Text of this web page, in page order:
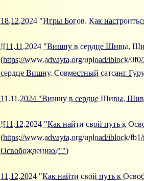
18.12.2024 "Игры Богов. Как
![11.11.2024 "Вишну в сердце Шивы,
(https://www.advayta.org/upload/iblock/
сердце Вишну. Совместный сатсанг
11.11.2024 "Вишну в сердце Шивы,
![11.12.2024 "Как найти свой путь к
(https://www.advayta.org/upload/iblock/
Освобождению?"")
11.12.2024 "Как найти свой путь к